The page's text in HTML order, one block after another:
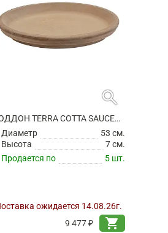
search
ПОДДОН TERRA COTTA SAUCER GREY
Диаметр
53 см.
Высота
7 см.
Продается по
5 шт.
ожидается 14.08.26г.
9 477 ₽
shopping_cart